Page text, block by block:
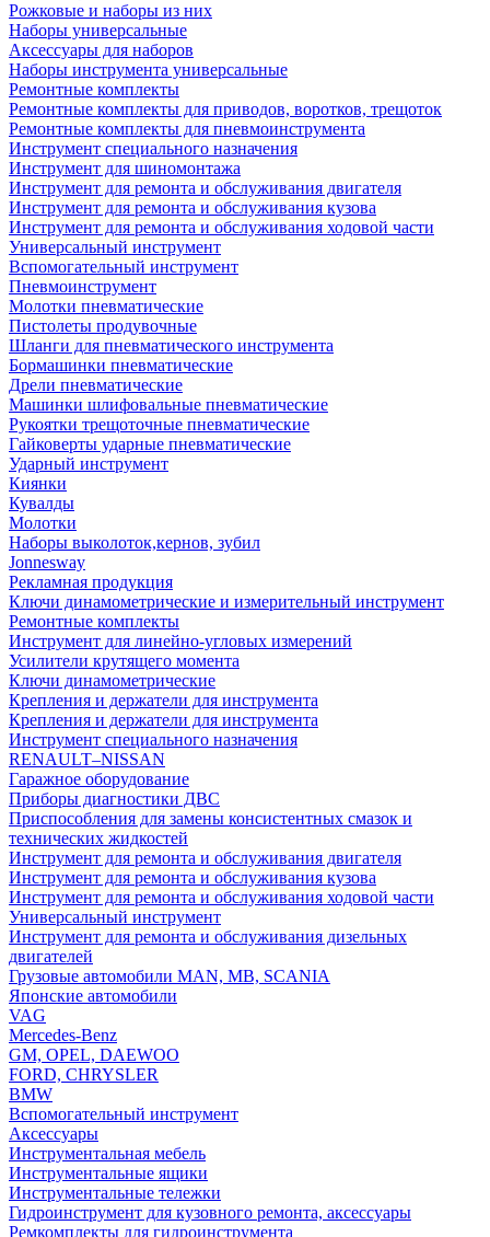
Рожковые и наборы из них
Наборы универсальные
Аксессуары для наборов
Наборы инструмента универсальные
Ремонтные комплекты
Ремонтные комплекты для приводов, воротков, трещоток
Ремонтные комплекты для пневмоинструмента
Инструмент специального назначения
Инструмент для шиномонтажа
Инструмент для ремонта и обслуживания двигателя
Инструмент для ремонта и обслуживания кузова
Инструмент для ремонта и обслуживания ходовой части
Универсальный инструмент
Вспомогательный инструмент
Пневмоинструмент
Молотки пневматические
Пистолеты продувочные
Шланги для пневматического инструмента
Бормашинки пневматические
Дрели пневматические
Машинки шлифовальные пневматические
Рукоятки трещоточные пневматические
Гайковерты ударные пневматические
Ударный инструмент
Киянки
Кувалды
Молотки
Наборы выколоток,кернов, зубил
Jonnesway
Рекламная продукция
Ключи динамометрические и измерительный инструмент
Ремонтные комплекты
Инструмент для линейно-угловых измерений
Усилители крутящего момента
Ключи динамометрические
Крепления и держатели для инструмента
Крепления и держатели для инструмента
Инструмент специального назначения
RENAULT–NISSAN
Гаражное оборудование
Приборы диагностики ДВС
Приспособления для замены консистентных смазок и
технических жидкостей
Инструмент для ремонта и обслуживания двигателя
Инструмент для ремонта и обслуживания кузова
Инструмент для ремонта и обслуживания ходовой части
Универсальный инструмент
Инструмент для ремонта и обслуживания дизельных
двигателей
Грузовые автомобили MAN, MB, SCANIA
Японские автомобили
VAG
Mercedes-Benz
GM, OPEL, DAEWOO
FORD, CHRYSLER
BMW
Вспомогательный инструмент
Аксессуары
Инструментальная мебель
Инструментальные ящики
Инструментальные тележки
Гидроинструмент для кузовного ремонта, аксессуары
Ремкомплекты для гидроинструмента